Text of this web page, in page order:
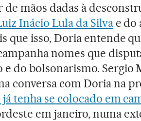
mãos dadas à
Inácio Lula da Silvae do
que isso, Doria entende
nomes que
e do bolsonarismo. Sergio
conversa com Doria na
tenha se colocado em
em janeiro, numa